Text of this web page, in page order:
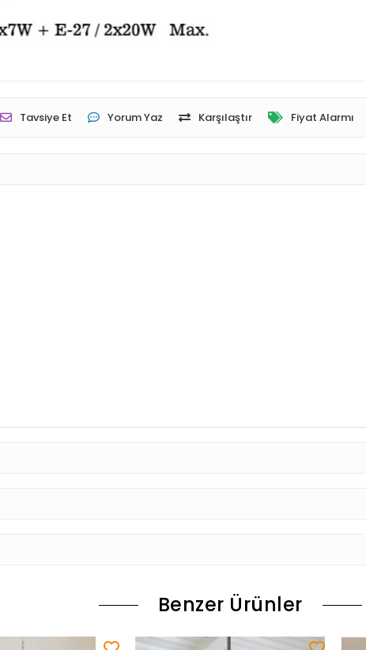
Tavsiye Et Yorum Yaz Karşılaştır Fiyat Alarmı
Benzer Ürünler